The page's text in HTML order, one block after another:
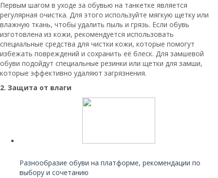
Первым шагом в уходе за обувью на танкетке является
регулярная очистка. Для этого используйте мягкую щетку или
влажную ткань, чтобы удалить пыль и грязь. Если обувь
изготовлена из кожи, рекомендуется использовать
специальные средства для чистки кожи, которые помогут
избежать повреждений и сохранить её блеск. Для замшевой
обуви подойдут специальные резинки или щетки для замши,
которые эффективно удаляют загрязнения.
2. Защита от влаги
Разнообразие обуви на платформе, рекомендации по
выбору и сочетанию